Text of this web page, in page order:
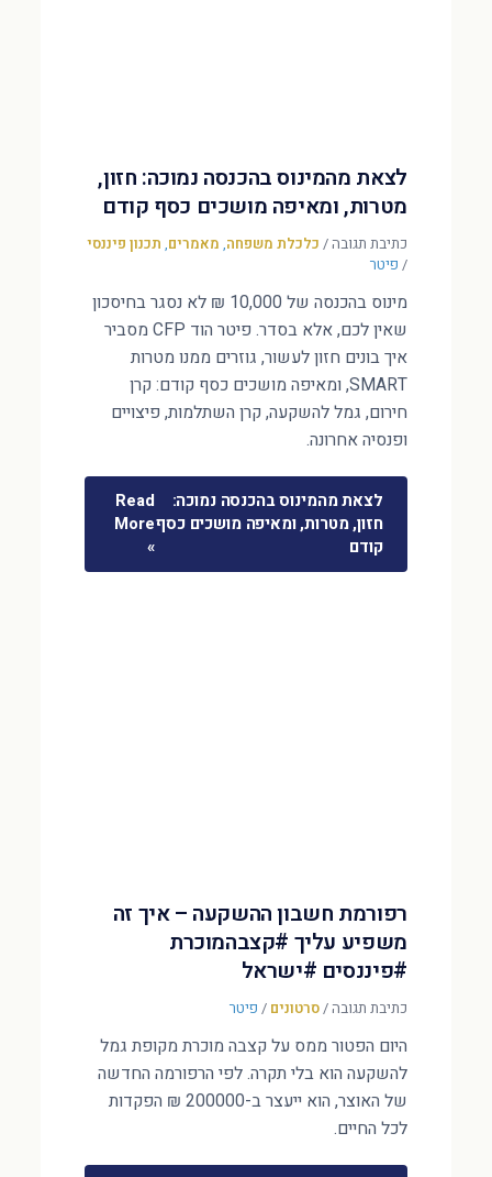
לצאת מהמינוס בהכנסה נמוכה: חזון,
מטרות, ומאיפה מושכים כסף קודם
כתיבת תגובה/ כלכלת משפחה, מאמרים, תכנון פיננסי
/ פיטר
מינוס בהכנסה של 10,000 ₪ לא נסגר בחיסכון
שאין לכם, אלא בסדר. פיטר הוד CFP מסביר
איך בונים חזון לעשור, גוזרים ממנו מטרות
SMART, ומאיפה מושכים כסף קודם: קרן
חירום, גמל להשקעה, קרן השתלמות, פיצויים
ופנסיה אחרונה.
לצאת מהמינוס בהכנסה נמוכה:
חזון, מטרות, ומאיפה מושכים כסף
קודם
Read
More
»
רפורמת חשבון ההשקעה – איך זה
משפיע עליך #קצבהמוכרת
#פיננסים #ישראל
כתיבת תגובה/סרטונים / פיטר
היום הפטור ממס על קצבה מוכרת מקופת גמל
להשקעה הוא בלי תקרה. לפי הרפורמה החדשה
של האוצר, הוא ייעצר ב-200000 ₪ הפקדות
לכל החיים.